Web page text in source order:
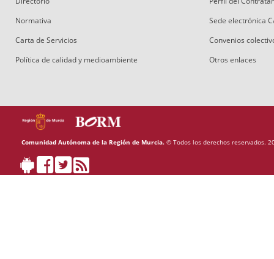
Normativa
Carta de Servicios
Política de calidad y medioambiente
Sede electrónica
Convenios
Otros enlaces
Comunidad Autónoma de la Región de Murcia. © Todos los derechos reservados.